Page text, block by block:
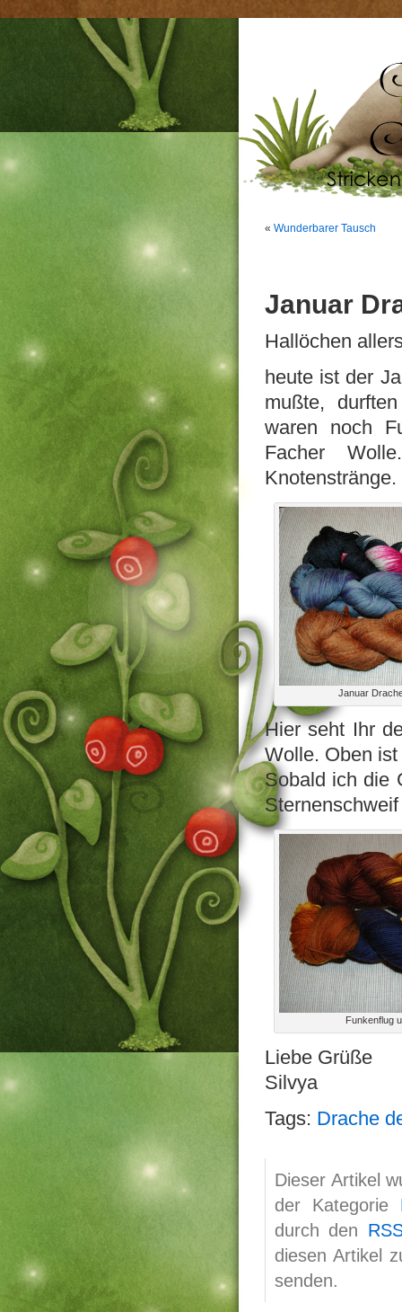
« Wunderbarer Tausch
Januar
Hallöchen
heute ist der
mußte,
waren noch
Facher
Knotenstränge.
Januar
Hier seht Ihr
Wolle. Oben
Sobald ich die
Funkenflug
Liebe Grüße
Silvya
Tags: Drache
Dieser Artikel
der Kategorie
durch den
diesen Artikel
senden.